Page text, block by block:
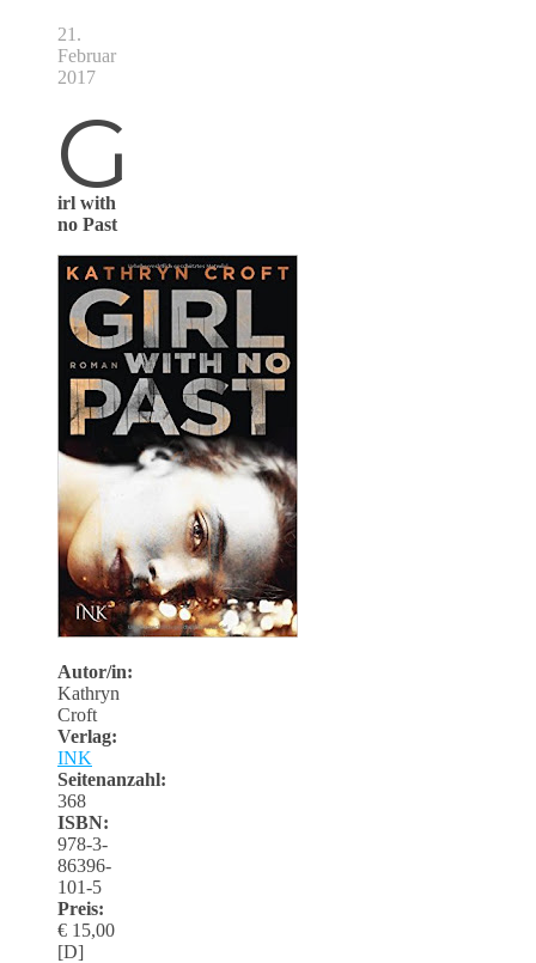
21.
Februar
2017
G
irl with
no Past
Autor/in:
Kathryn
Croft
Verlag:
INK
Seitenanzahl:
368
ISBN:
978-3-
86396-
101-5
Preis:
€ 15,00
[D]